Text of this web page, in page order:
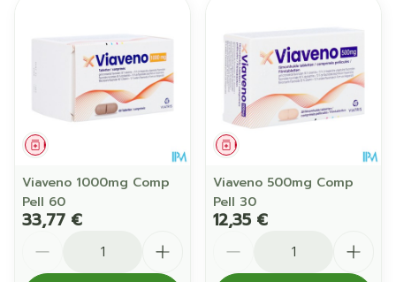
Médicament
Viaveno 1000mg Comp
Pell 60
33,77 €
Médicament
Viaveno 500mg Comp
Pell 30
12,35 €